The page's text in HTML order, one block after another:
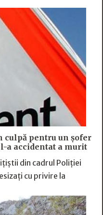
culpă pentru un șofer
a accidentat a murit
din cadrul Poliției
cu privire la